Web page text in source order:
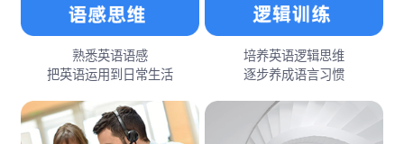
熟悉英语语感
把英语运用到日常生活
培养英语逻辑思维
逐步养成语言习惯